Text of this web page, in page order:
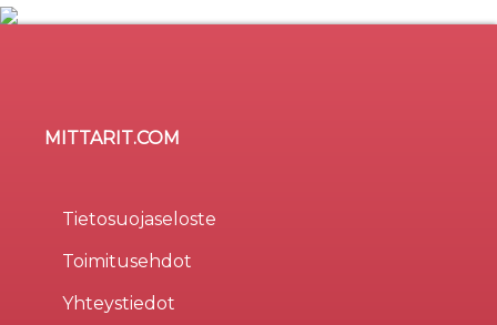
MITTARIT.COM
Tietosuojaseloste
Toimitusehdot
Yhteystiedot
Evästeitä (cookie) käytetään parantamaan sivuston
kolmansien osapuolten tarjoamiin palveluihin.
ValinnallaHyväksy kaikki